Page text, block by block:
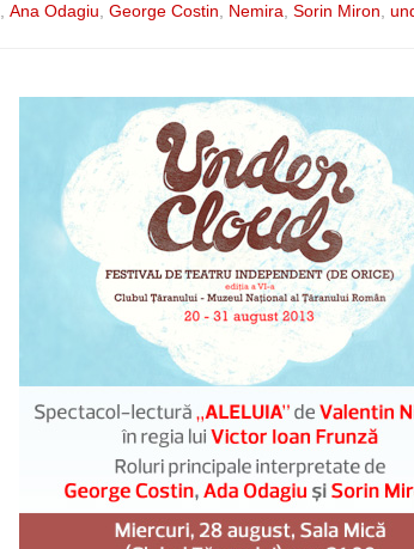
Ana Odagiu George Costin Nemira Sorin Miron